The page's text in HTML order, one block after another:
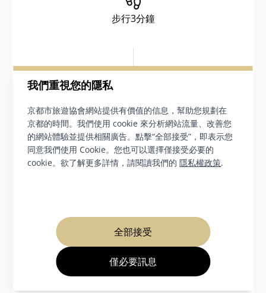
我們重視您的隱私
京都市旅遊協會網站提供有價值的信息，幫助您規劃在
京都的時間。我們使用 cookie 來分析網站流量、改善您
的網站體驗並提供相關廣告。點擊“全部接受”，即表示您
同意我們使用 Cookie。您也可以選擇僅接受必要的
cookie。欲了解更多詳情，請閱讀我們的隱私權政策.
全部接受
僅必要訊息
步行3分鐘
伏見大手筋商店街